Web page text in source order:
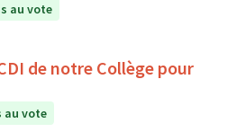
au vote
de notre Collège pour
au vote